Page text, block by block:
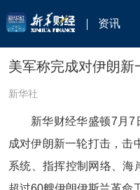
资讯
美军称完成对伊朗新
新华社
新华财经华盛顿7月7
成对伊朗新一轮打击，击
系统、指挥控制网络、海